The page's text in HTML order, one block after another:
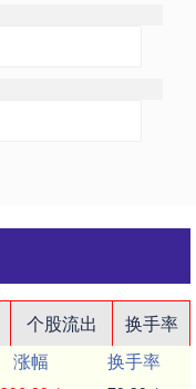
个股流出
换手率
涨幅
换手率